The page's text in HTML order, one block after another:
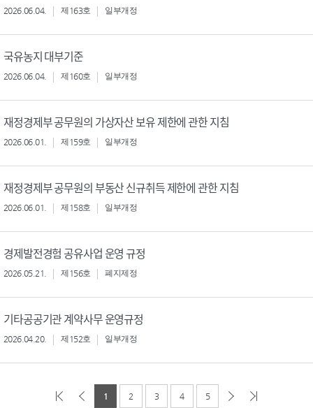
2026.06.04. 제163호 일부개정
국유농지 대부기준
2026.06.04. 제160호 일부개정
재정경제부 공무원의 가상자산 보유 제한에 관한 지침
2026.06.01. 제159호 일부개정
재정경제부 공무원의 부동산 신규취득 제한에 관한 지침
2026.06.01. 제158호 일부개정
경제발전경험 공유사업 운영 규정
2026.05.21. 제156호 폐지제정
기타공공기관 계약사무 운영규정
2026.04.20. 제152호 일부개정
1 2 3 4 5